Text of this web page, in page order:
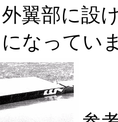
翼部に設
なってい